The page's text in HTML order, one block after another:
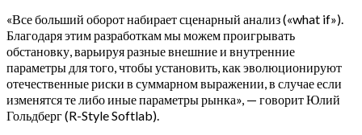
«Все больший оборот набирает сценарный анализ («what if»).
Благодаря этим разработкам мы можем проигрывать
обстановку, варьируя разные внешние и внутренние
параметры для того, чтобы установить, как эволюционируют
отечественные риски в суммарном выражении, в случае если
изменятся те либо иные параметры рынка», — говорит Юлий
Гольдберг (R-Style Softlab).